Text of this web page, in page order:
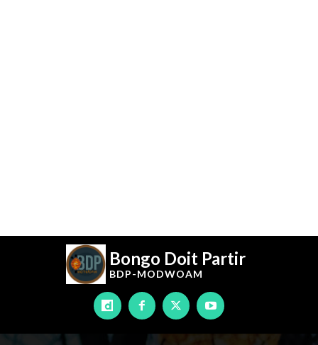
Bongo Doit Partir
BDP-MODWOAM